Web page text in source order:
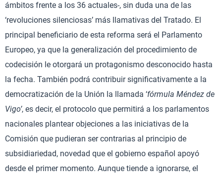
ámbitos frente a los 36 actuales-, sin duda una de las
‘revoluciones silenciosas’ más llamativas del Tratado. El
principal beneficiario de esta reforma será el Parlamento
Europeo, ya que la generalización del procedimiento de
codecisión le otorgará un protagonismo desconocido hasta
la fecha. También podrá contribuir significativamente a la
democratización de la Unión la llamada ‘fórmula Méndez de
Vigo’, es decir, el protocolo que permitirá a los parlamentos
nacionales plantear objeciones a las iniciativas de la
Comisión que pudieran ser contrarias al principio de
subsidiariedad, novedad que el gobierno español apoyó
desde el primer momento. Aunque tiende a ignorarse, el